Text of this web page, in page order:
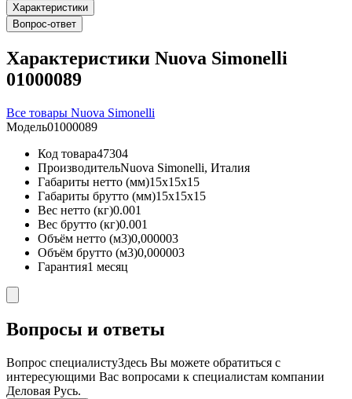
Характеристики
Вопрос-ответ
Характеристики Nuova Simonelli
01000089
Все товары Nuova Simonelli
Модель01000089
Код товара47304
ПроизводительNuova Simonelli, Италия
Габариты нетто (мм)15x15x15
Габариты брутто (мм)15x15x15
Вес нетто (кг)0.001
Вес брутто (кг)0.001
Объём нетто (м3)0,000003
Объём брутто (м3)0,000003
Гарантия1 месяц
Вопросы и ответы
Вопрос специалистуЗдесь Вы можете обратиться с
интересующими Вас вопросами к специалистам компании
Деловая Русь.